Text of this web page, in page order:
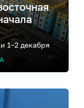
1–2 декабря